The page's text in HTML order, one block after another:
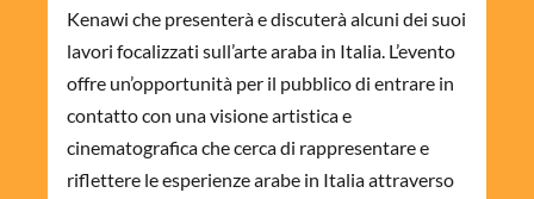
Kenawi che presenterà e discuterà alcuni dei suoi
lavori focalizzati sull’arte araba in Italia. L’evento
offre un’opportunità per il pubblico di entrare in
contatto con una visione artistica e
cinematografica che cerca di rappresentare e
riflettere le esperienze arabe in Italia attraverso